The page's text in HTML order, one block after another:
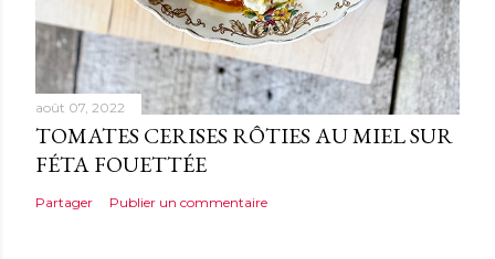
août 07, 2022
TOMATES CERISES RÔTIES AU MIEL SUR
FÉTA FOUETTÉE
Partager Publier un commentaire